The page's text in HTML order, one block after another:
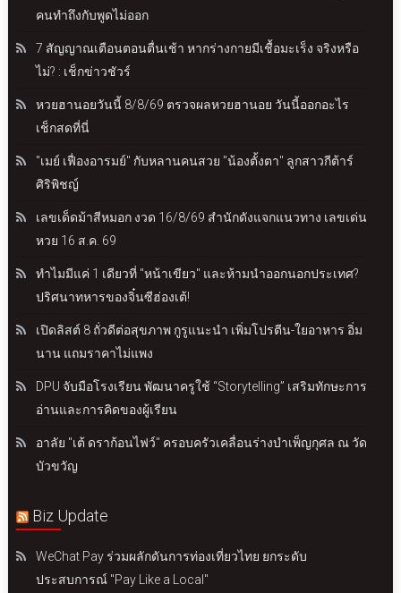
คนทำถึงกับพูดไม่ออก
7 สัญญาณเตือนตอนตื่นเช้า หากร่างกายมีเชื้อมะเร็ง จริงหรือ
ไม่? : เช็กข่าวชัวร์
หวยฮานอยวันนี้ 8/8/69 ตรวจผลหวยฮานอย วันนี้ออกอะไร
เช็กสดที่นี่
"เมย์ เฟื่องอารมย์" กับหลานคนสวย "น้องตั้งตา" ลูกสาวกีต้าร์
ศิริพิชญ์
เลขเด็ดม้าสีหมอก งวด 16/8/69 สำนักดังแจกแนวทาง เลขเด่น
หวย 16 ส.ค. 69
ทำไมมีแค่ 1 เดียวที่ "หน้าเขียว" และห้ามนำออกนอกประเทศ?
ปริศนาทหารของจิ๋นซีฮ่องเต้!
เปิดลิสต์ 8 ถั่วดีต่อสุขภาพ กูรูแนะนำ เพิ่มโปรตีน-ใยอาหาร อิ่ม
นาน แถมราคาไม่แพง
DPU จับมือโรงเรียน พัฒนาครูใช้ “Storytelling” เสริมทักษะการ
อ่านและการคิดของผู้เรียน
อาลัย "เต้ ดราก้อนไฟว์" ครอบครัวเคลื่อนร่างบำเพ็ญกุศล ณ วัด
บัวขวัญ
Biz Update
WeChat Pay ร่วมผลักดันการท่องเที่ยวไทย ยกระดับ
ประสบการณ์ "Pay Like a Local"